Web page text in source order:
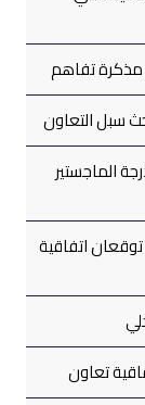
مذكرة تفاهم
سبل التعاون
الماجستير
اتفاقية
تعاون